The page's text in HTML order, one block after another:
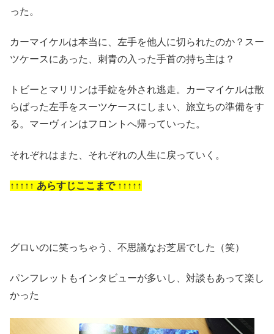
った。
カーマイケルは本当に、左手を他人に切られたのか？スー
ツケースにあった、刺青の入った手首の持ち主は？
トビーとマリリンは手錠を外され逃走。カーマイケルは散
らばった左手をスーツケースにしまい、旅立ちの準備をす
る。マーヴィンはフロントへ帰っていった。
それぞれはまた、それぞれの人生に戻っていく。
↑↑↑↑↑ あらすじここまで ↑↑↑↑↑
グロいのに笑っちゃう、不思議なお芝居でした（笑）
パンフレットもインタビューが多いし、対談もあって楽し
かった